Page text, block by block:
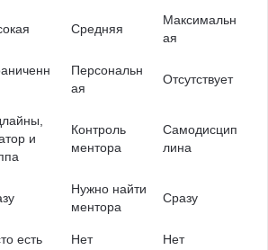
Средняя
Максимальн
ая
Персональн
ая
Отсутствует
и
Контроль
ментора
Самодисцип
лина
Нужно найти
ментора
Сразу
есть Нет Нет